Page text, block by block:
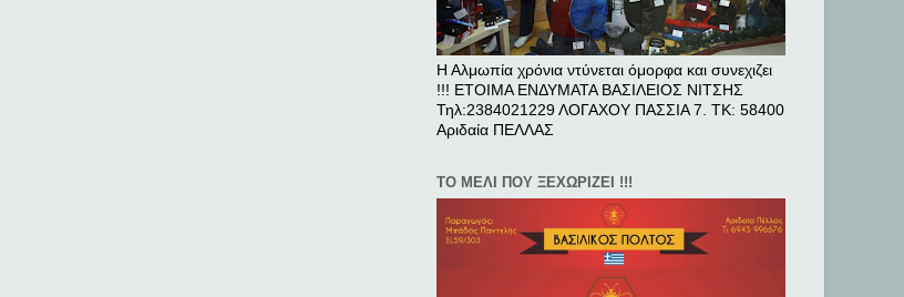
Η Αλμωπία χρόνια ντύνεται όμορφα και συνεχιζει
!!! ΕΤΟΙΜΑ ΕΝΔΥΜΑΤΑ ΒΑΣΙΛΕΙΟΣ ΝΙΤΣΗΣ
Τηλ:2384021229 ΛΟΓΑΧΟΥ ΠΑΣΣΙΑ 7. ΤΚ: 58400
Αριδαία ΠΕΛΛAΣ
ΤΟ ΜΕΛΙ ΠΟΥ ΞΕΧΩΡΙΖΕΙ !!!